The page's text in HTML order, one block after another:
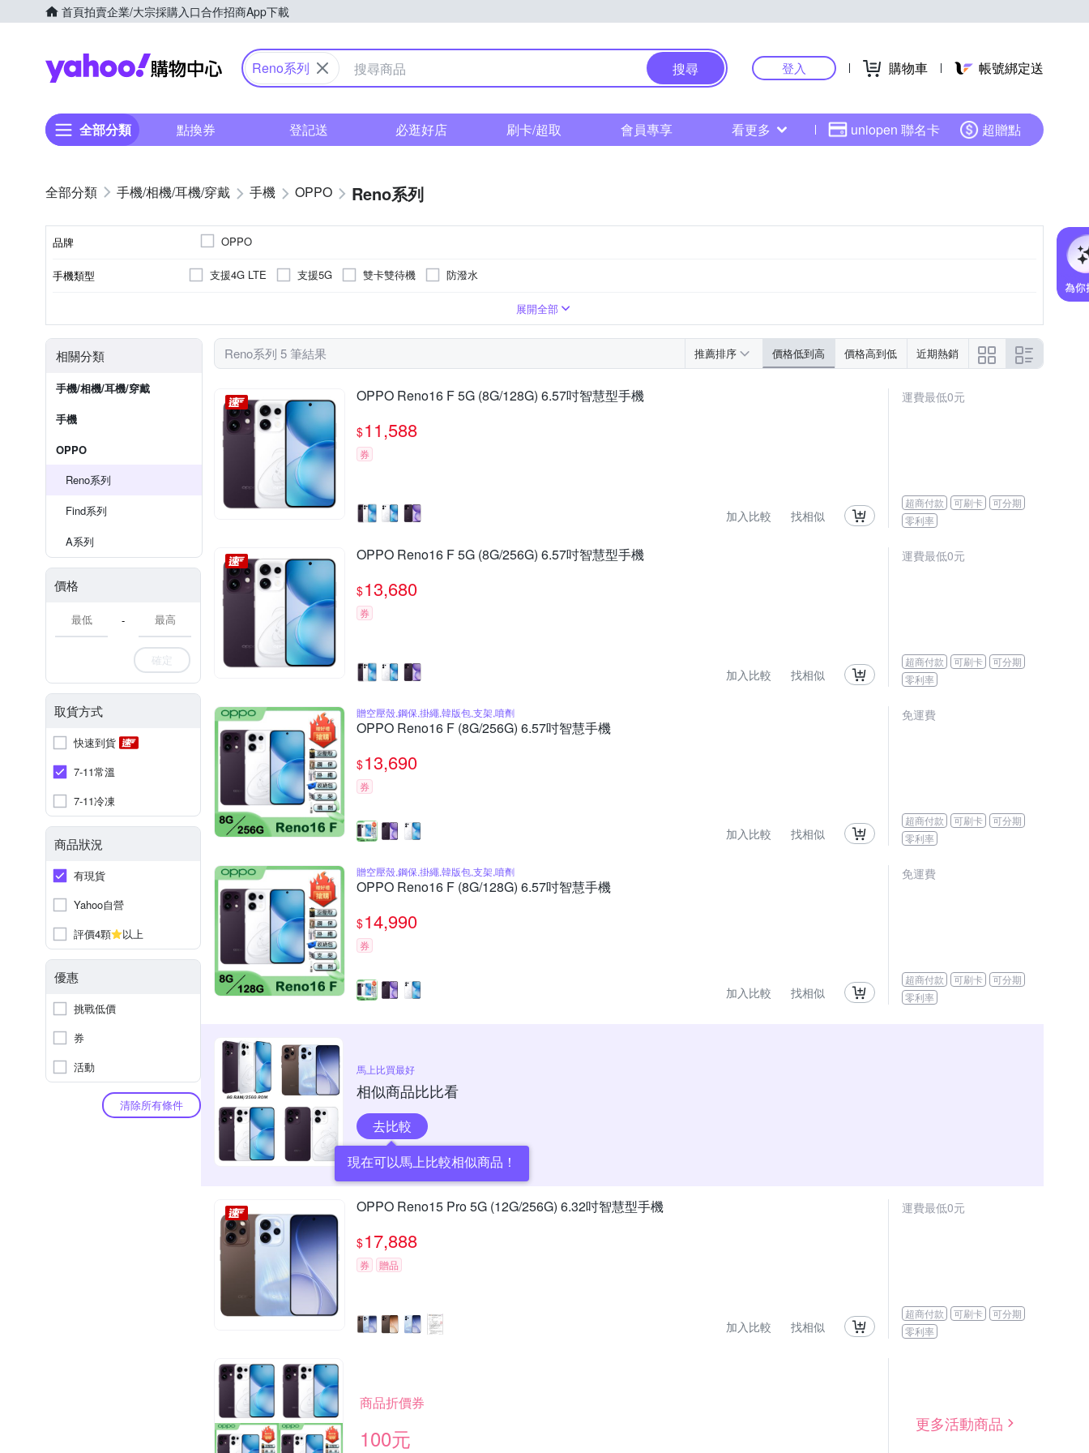
首頁拍賣企業/大宗採購入口合作招商App下載
Yahoo購物中心
Reno系列 搜尋 登入 購物車 帳號綁定送
全部分類 點換券 登記送 必逛好店 刷卡/超取 會員專享 看更多 uniopen 聯名卡 超贈點
手機/相機/耳機/穿戴 手機 OPPO Reno系列
品牌 OPPO
手機類型 支援4G LTE 支援5G 雙卡雙待機 防潑水
展開全部
相關分類
手機/相機/耳機/穿戴
手機
OPPO
Reno系列
Find系列
A系列
價格
-
確定
取貨方式
快速到貨
7-11常溫
7-11冷凍
商品狀況
有現貨
Yahoo自營
評價4顆
以上
優惠
挑戰低價
券
活動
清除所有條件
Reno系列 5 筆結果 推薦排序 價格低到高 價格高到低 近期熱銷
OPPO Reno16 F 5G (8G/128G) 6.57吋智慧型手機
$11,588
券
加入比較 找相似
運費最低0元
超商付款 可刷卡
可分期
零利率
OPPO Reno16 F 5G (8G/256G) 6.57吋智慧型手機
$13,680
券
加入比較 找相似
運費最低0元
超商付款 可刷卡
可分期
零利率
贈空壓殼,鋼保,掛繩,韓版包,支架,噴劑
OPPO Reno16 F (8G/256G) 6.57吋智慧手機
$13,690
券
加入比較 找相似
免運費
超商付款 可刷卡
可分期
零利率
贈空壓殼,鋼保,掛繩,韓版包,支架,噴劑
OPPO Reno16 F (8G/128G) 6.57吋智慧手機
$14,990
券
加入比較 找相似
免運費
超商付款 可刷卡
可分期
零利率
馬上比買最好
相似商品比比看
去比較
現在可以馬上比較相似商品！
OPPO Reno15 Pro 5G (12G/256G) 6.32吋智慧型手機
$17,888
券 贈品
加入比較 找相似
運費最低0元
超商付款 可刷卡
可分期
零利率
商品折價券
100元
更多活動商品